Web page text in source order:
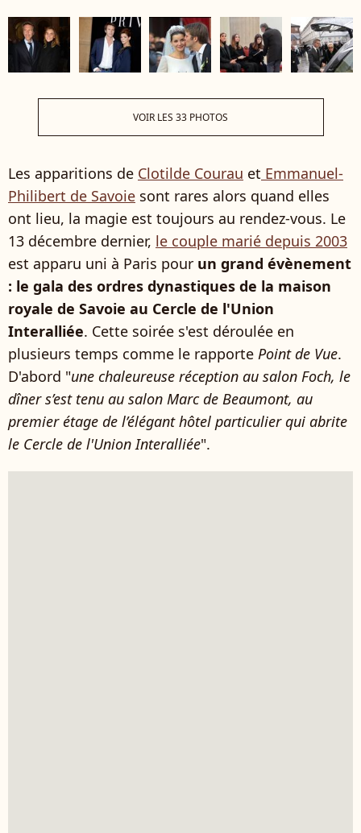
VOIR LES 33 PHOTOS
Les apparitions de Clotilde Courau et Emmanuel-
Philibert de Savoie sont rares alors quand elles
ont lieu, la magie est toujours au rendez-vous. Le
13 décembre dernier, le couple marié depuis 2003
est apparu uni à Paris pour un grand évènement
: le gala des ordres dynastiques de la maison
royale de Savoie au Cercle de l'Union
Interalliée. Cette soirée s'est déroulée en
plusieurs temps comme le rapporte Point de Vue.
D'abord "une chaleureuse réception au salon Foch, le
dîner s’est tenu au salon Marc de Beaumont, au
premier étage de l’élégant hôtel particulier qui abrite
le Cercle de l'Union Interalliée".